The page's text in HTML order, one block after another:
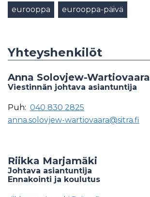
eurooppa eurooppa-päivä
Yhteyshenkilöt
Anna Solovjew-Wartiovaara
Viestinnän johtava asiantuntija
Puh: 040 830 2825
anna.solovjew-wartiovaara@sitra.fi
Riikka Marjamäki
Johtava asiantuntija
Ennakointi ja koulutus